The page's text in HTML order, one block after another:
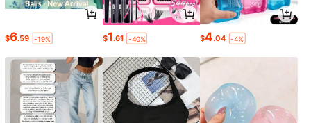
$6.59 -19% $1.61 -40% $4.04 -4%